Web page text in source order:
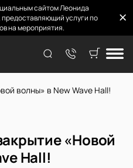
сайтом Леонида
услуги по
на мероприятия.
волны» в New Wave Hall!
«Новой
Hall!